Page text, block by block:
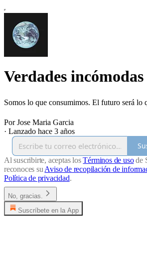
Verdades incómodas
Somos lo que consumimos. El futuro será lo
Por Jose Maria Garcia
· Lanzado hace 3 años
Al suscribirte, aceptas losTérminos de usode
reconoces su Aviso de recopilación de
Política de privacidad.
No, gracias.
Suscríbete en la App